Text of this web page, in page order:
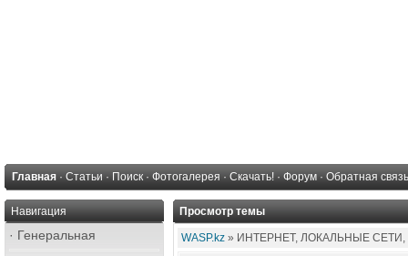
Главная · Статьи · Поиск · Фотогалерея · Скачать! · Форум · Обратная связь
Навигация
· Генеральная
Просмотр темы
WASP.kz » ИНТЕРНЕТ, ЛОКАЛЬНЫЕ